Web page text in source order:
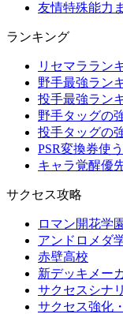
友情特殊能力
ランキング
リセマララン
野手最強ラン
投手最強ラン
野手タッグの
投手タッグの
PSR変換券使
キャラ覚醒優
サクセス攻略
ロマン開花学園
アンドロメダ
赤壁高校
新デッキメー
サクセスシナ
サクセス強化